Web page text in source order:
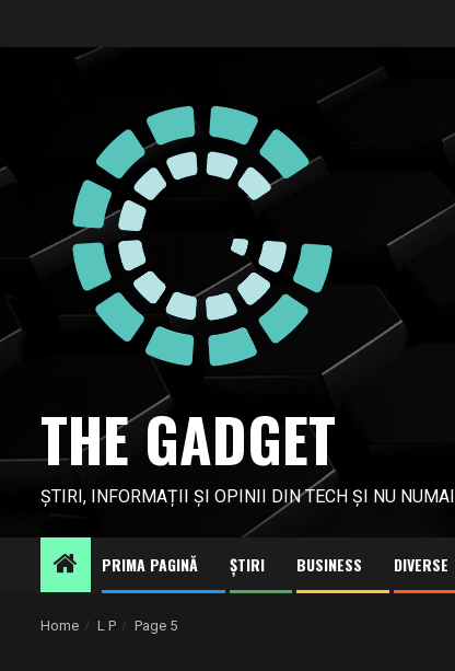
THE GADGET
ȘTIRI, INFORMAȚII ȘI OPINII DIN TECH ȘI NU NUMAI
PRIMA PAGINĂ ȘTIRI BUSINESS DIVERSE
Home L P Page 5